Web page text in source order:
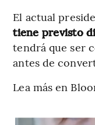
El actual
tiene previsto
tendrá que ser
antes de
Lea más en